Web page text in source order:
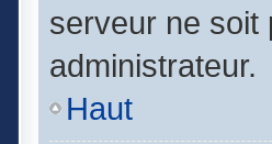
serveur ne soit
administrateur.
Haut